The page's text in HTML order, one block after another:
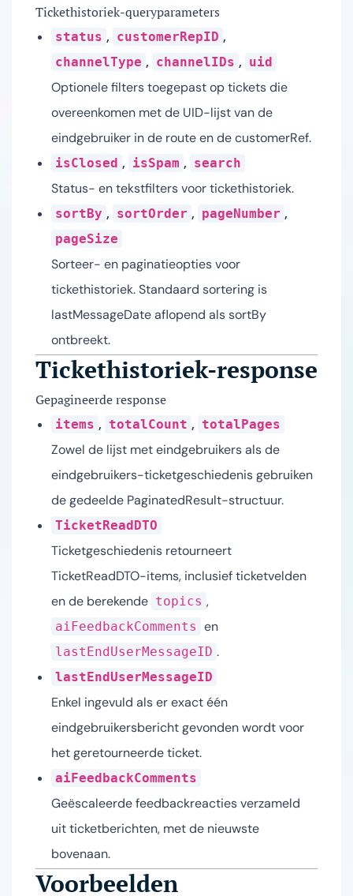
Tickethistoriek-queryparameters
status , customerRepID ,
channelType , channelIDs , uid
Optionele filters toegepast op tickets die
overeenkomen met de UID-lijst van de
eindgebruiker in de route en de customerRef.
isClosed , isSpam , search
Status- en tekstfilters voor tickethistoriek.
sortBy , sortOrder , pageNumber ,
pageSize
Sorteer- en paginatieopties voor
tickethistoriek. Standaard sortering is
lastMessageDate aflopend als sortBy
ontbreekt.
Tickethistoriek-response
Gepagineerde response
items , totalCount , totalPages
Zowel de lijst met eindgebruikers als de
eindgebruikers-ticketgeschiedenis gebruiken
de gedeelde PaginatedResult-structuur.
TicketReadDTO
Ticketgeschiedenis retourneert
TicketReadDTO-items, inclusief ticketvelden
en de berekende topics ,
aiFeedbackComments en
lastEndUserMessageID .
lastEndUserMessageID
Enkel ingevuld als er exact één
eindgebruikersbericht gevonden wordt voor
het geretourneerde ticket.
aiFeedbackComments
Geëscaleerde feedbackreacties verzameld
uit ticketberichten, met de nieuwste
bovenaan.
Voorbeelden